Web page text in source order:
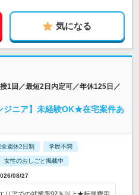
気になる
1回／最短2日内定可／年休125日／
ジニア】未経験OK★在宅案件あ
全週休2日制 学歴不問
女性のおしごと掲載中
08/27